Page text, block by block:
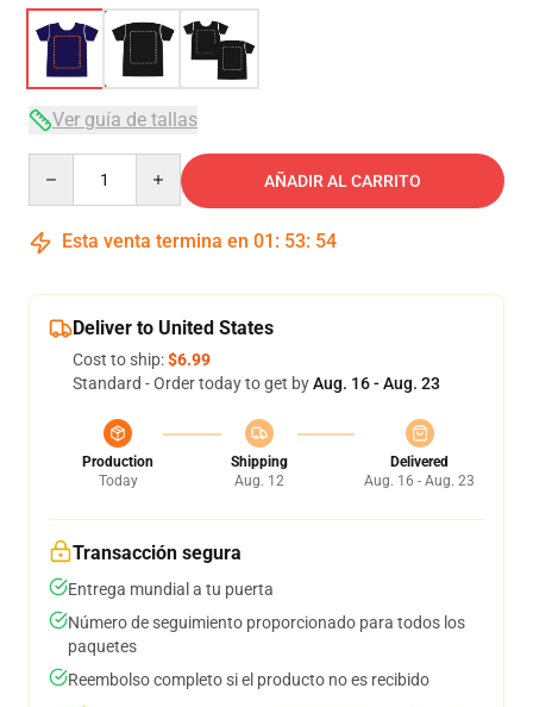
Ver guía de tallas
AÑADIR AL CARRITO
Esta venta termina en 01 : 53: 53
Deliver to United States
Cost to ship:$6.99
Standard - Order today to get byAug. 16 - Aug. 23
Production
Today
Shipping
Aug. 12
Delivered
Aug. 16 - Aug. 23
Transacción segura
Entrega mundial a tu puerta
Número de seguimiento proporcionado para todos los
paquetes
Reembolso completo si el producto no es recibido